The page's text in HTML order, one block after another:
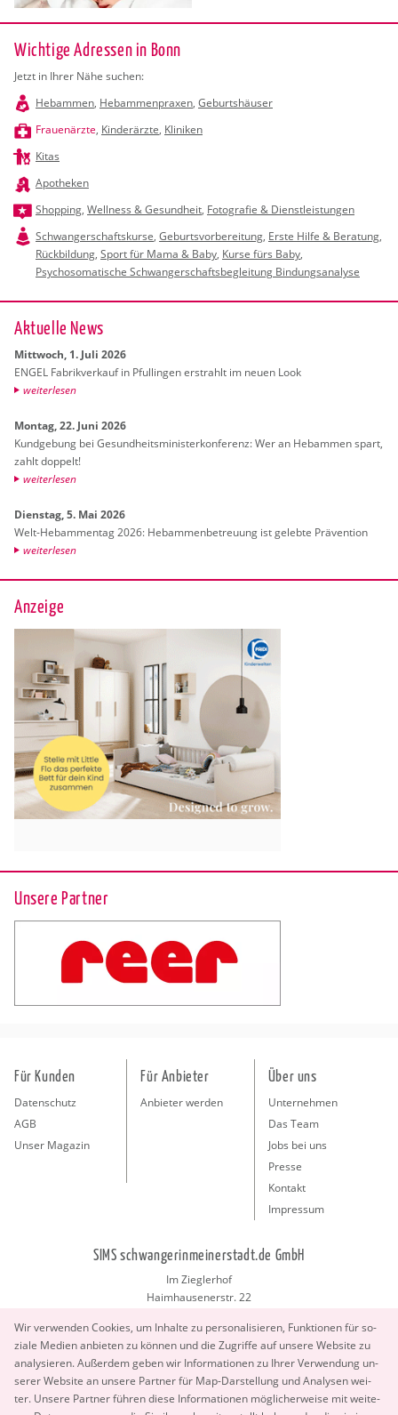
Wichtige Adressen in Bonn
Jetzt in Ihrer Nähe suchen:
Hebammen, Hebammenpraxen, Geburtshäuser
Frauenärzte, Kinderärzte, Kliniken
Kitas
Apotheken
Shopping, Wellness & Gesundheit, Fotografie & Dienstleistungen
Schwangerschaftskurse, Geburtsvorbereitung, Erste Hilfe & Beratung,
Rückbildung, Sport für Mama & Baby, Kurse fürs Baby,
Psychosomatische Schwangerschaftsbegleitung Bindungsanalyse
Ak­tu­el­le News
Mitt­woch, 1. Juli 2026
ENGEL Fa­brik­ver­kauf in Pful­lin­gen er­strahlt im neuen Look
wei­ter­le­sen
Mon­tag, 22. Juni 2026
Kund­ge­bung bei Ge­sund­heits­mi­nis­ter­kon­fe­renz: Wer an Heb­am­men spart,
zahlt dop­pelt!
wei­ter­le­sen
Diens­tag, 5. Mai 2026
Welt-Heb­am­men­tag 2026: Heb­am­men­be­treu­ung ist ge­leb­te Prä­ven­ti­on
wei­ter­le­sen
Anzeige
Unsere Partner
Wir ver­wen­den Coo­kies, um In­hal­te zu per­so­na­li­sie­ren, Funk­tio­nen für so­
zia­le Me­di­en an­bie­ten zu kön­nen und die Zu­grif­fe auf un­se­re Web­site zu
ana­ly­sie­ren. Au­ßer­dem geben wir In­for­ma­tio­nen zu Ihrer Ver­wen­dung un­
se­rer Web­site an un­se­re Part­ner für Map-Dar­stel­lung und Ana­ly­sen wei­
ter. Un­se­re Part­ner füh­ren diese In­for­ma­tio­nen mög­li­cher­wei­se mit wei­te­
Für Kunden
Datenschutz
AGB
Unser Magazin
Für Anbieter
Anbieter werden
Über uns
Unternehmen
Das Team
Jobs bei uns
Presse
Kontakt
Impressum
SIMS schwangerinmeinerstadt.de GmbH
Im Zieglerhof
Haimhausenerstr. 22
info@schwangerinmeinerstadt.de